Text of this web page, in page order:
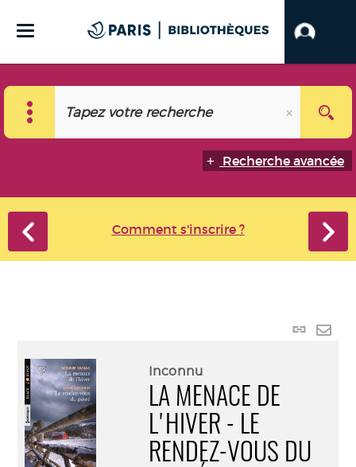
Recherche avancée
Comment s'inscrire ?
Lien
Inconnu
LA MENACE DE
L'HIVER - LE
RENDEZ-VOUS DU